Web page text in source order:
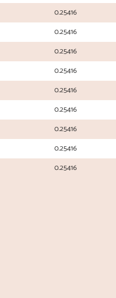
0.25416
0.25416
0.25416
0.25416
0.25416
0.25416
0.25416
0.25416
0.25416